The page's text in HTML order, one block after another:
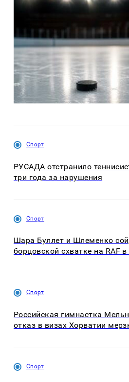
Спорт
РУСАДА отстранило
три года за нарушения
Спорт
Шара Буллет и Шлеменко
борцовской схватке на RAF
Спорт
Российская гимнастка
отказ в визах Хорватии
Спорт